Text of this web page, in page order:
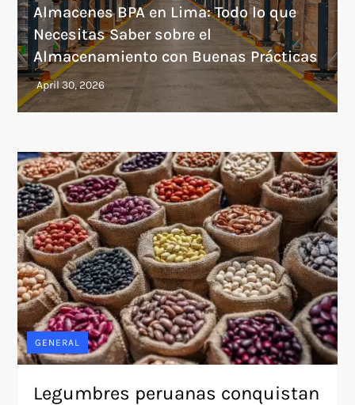
Almacenes BPA en Lima: Todo lo que
Necesitas Saber sobre el
Almacenamiento con Buenas Prácticas
GENERAL
Legumbres peruanas conquistan